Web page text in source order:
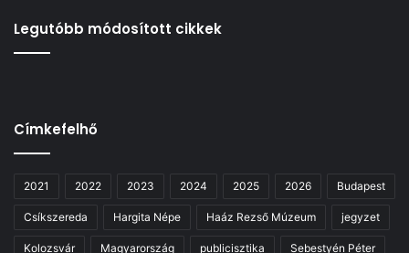
Legutóbb módosított cikkek
Címkefelhő
2021 2022 2023 2024 2025 2026 Budapest
Csíkszereda Hargita Népe Haáz Rezső Múzeum jegyzet
Kolozsvár Magyarország publicisztika Sebestyén Péter